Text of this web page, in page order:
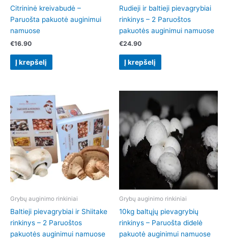
Citrininė kreivabudė –
Paruošta pakuotė auginimui
namuose
€16.90
Į krepšelį
Rudieji ir baltieji pievagrybiai
rinkinys – 2 Paruoštos
pakuotės auginimui namuose
€24.90
Į krepšelį
Grybų auginimo rinkiniai
Baltieji pievagrybiai ir Shiitake
rinkinys – 2 Paruoštos
pakuotės auginimui namuose
Grybų auginimo rinkiniai
10kg baltųjų pievagrybių
rinkinys – Paruošta didelė
pakuotė auginimui namuose